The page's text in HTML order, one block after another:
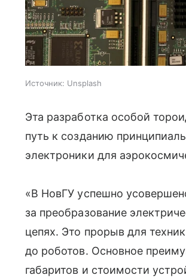
Источник: Unsplash
Эта разработка особой
путь к созданию
электроники для
«В НовГУ успешно
за преобразование
цепях. Это прорыв для
до роботов. Основное
габаритов и стоимости